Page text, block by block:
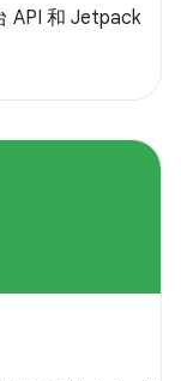
API 和 Jetpack